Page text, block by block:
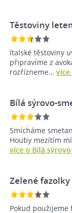
Těstoviny
Italské těstoviny
připravíme z
rozřízneme… více
Bílá sýrovo-
Smícháme
Houby mezitím
více o Bílá
Zelené
Pokud použijeme